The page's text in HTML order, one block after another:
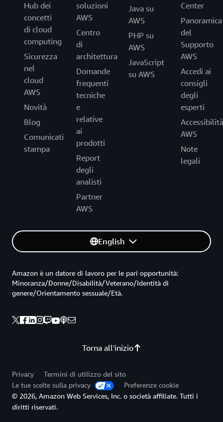
Hub dei
concetti
di cloud
computing
Sicurezza
nel
cloud
AWS
Novità
Blog
Comunicati
stampa
soluzioni
AWS
Centro
di
architettura
Domande
frequenti
tecniche
e
relative
ai
prodotti
Report
degli
analisti
Partner
AWS
Java su
AWS
PHP su
AWS
JavaScript
su AWS
Center
Panoramica
del
Supporto
AWS
Accedi ai
consigli
degli
esperti
Accessibilità
AWS
Note
legali
English
Torna all'inizio
Amazon è un datore di lavoro per le pari opportunità:
Minoranza/Donne/Disabilità/Veterano/Identità di
genere/Orientamento sessuale/Età.
Privacy
Termini di utilizzo del sito
Le tue scelte sulla privacy
Preferenze cookie
© 2026, Amazon Web Services, Inc. o società affiliate. Tutti i
diritti riservati.